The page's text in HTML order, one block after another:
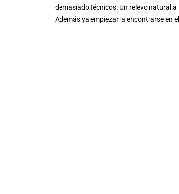
demasiado técnicos. Un relevo natural a
Además ya empiezan a encontrarse en